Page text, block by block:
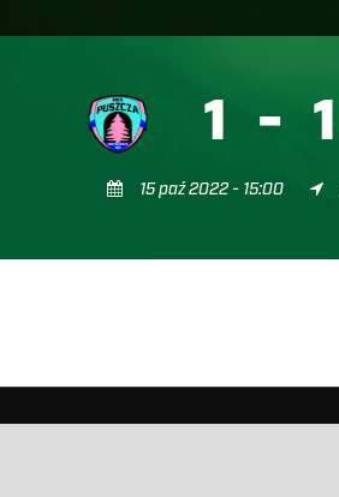
1 - 1
15 paź 2022 - 15:00